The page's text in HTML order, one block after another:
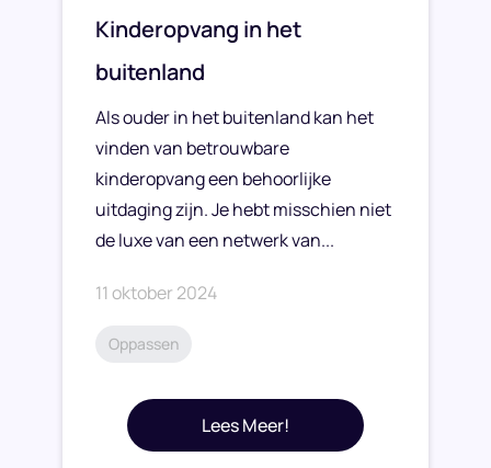
Kinderopvang in het
buitenland
Als ouder in het buitenland kan het
vinden van betrouwbare
kinderopvang een behoorlijke
uitdaging zijn. Je hebt misschien niet
de luxe van een netwerk van...
11 oktober 2024
Oppassen
Lees Meer!